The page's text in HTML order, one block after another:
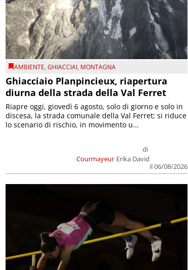
AMBIENTE,GHIACCIAI, MONTAGNA
Ghiacciaio Planpincieux, riapertura
diurna della strada della Val Ferret
Courmayeur
di
Erika David
il 06/08/2026
Riapre oggi, giovedì 6 agosto, solo di giorno e solo in
discesa, la strada comunale della Val Ferret; si riduce
lo scenario di rischio, in movimento u...